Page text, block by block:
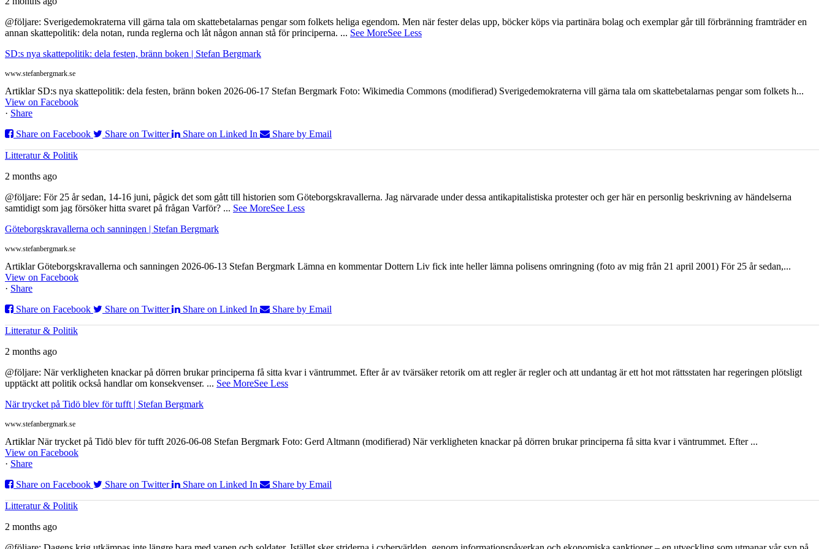
@följare: Sverigedemokraterna vill gärna tala om skattebetalarnas pengar som folkets heliga egendom. Men när fester delas upp, böcker köps via partinära bolag och exemplar går till förbränning framträder en
annan skattepolitik: dela notan, runda reglerna och låt någon annan stå för principerna. ... See MoreSee Less
SD:s nya skattepolitik: dela festen, bränn boken | Stefan Bergmark
www.stefanbergmark.se
Artiklar SD:s nya skattepolitik: dela festen, bränn boken 2026-06-17 Stefan Bergmark Foto: Wikimedia Commons (modifierad) Sverigedemokraterna vill gärna tala om skattebetalarnas pengar som folkets h...
View on Facebook
· Share
Share on Facebook
Share on Twitter Share on Linked In Share by Email
Litteratur & Politik
2 months ago
@följare: För 25 år sedan, 14-16 juni, pågick det som gått till historien som Göteborgskravallerna. Jag närvarade under dessa antikapitalistiska protester och ger här en personlig beskrivning av händelserna
samtidigt som jag försöker hitta svaret på frågan Varför? ... See MoreSee Less
Göteborgskravallerna och sanningen | Stefan Bergmark
www.stefanbergmark.se
Artiklar Göteborgskravallerna och sanningen 2026-06-13 Stefan Bergmark Lämna en kommentar Dottern Liv fick inte heller lämna polisens omringning (foto av mig från 21 april 2001) För 25 år sedan,...
View on Facebook
· Share
Share on Facebook
Share on Twitter Share on Linked In Share by Email
Litteratur & Politik
2 months ago
@följare: När verkligheten knackar på dörren brukar principerna få sitta kvar i väntrummet. Efter år av tvärsäker retorik om att regler är regler och att undantag är ett hot mot rättsstaten har regeringen plötsligt
upptäckt att politik också handlar om konsekvenser. ... See MoreSee Less
När trycket på Tidö blev för tufft | Stefan Bergmark
www.stefanbergmark.se
Artiklar När trycket på Tidö blev för tufft 2026-06-08 Stefan Bergmark Foto: Gerd Altmann (modifierad) När verkligheten knackar på dörren brukar principerna få sitta kvar i väntrummet. Efter ...
View on Facebook
· Share
Share on Facebook
Share on Twitter Share on Linked In Share by Email
Litteratur & Politik
2 months ago